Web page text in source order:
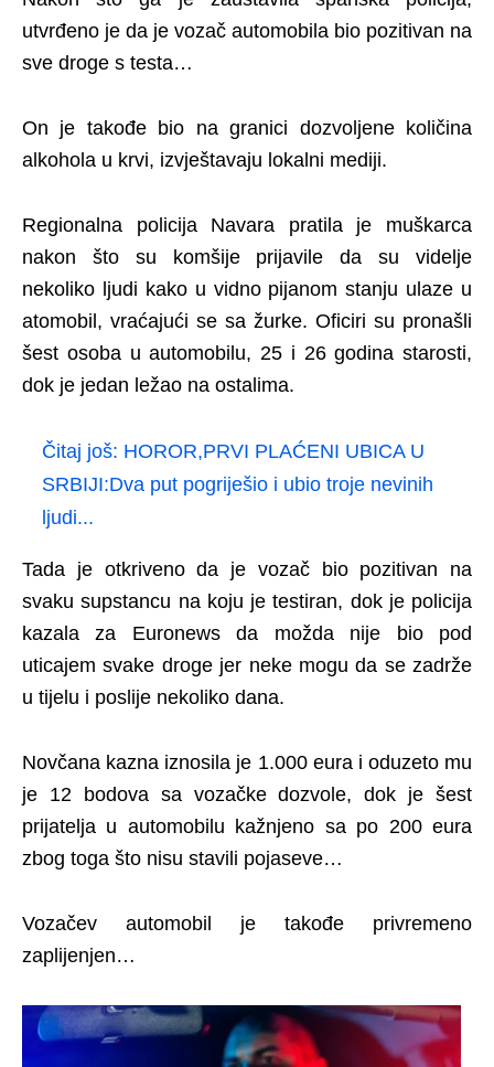
utvrđeno je da je vozač automobila bio pozitivan na
sve droge s testa…
On je takođe bio na granici dozvoljene količina
alkohola u krvi, izvještavaju lokalni mediji.
Regionalna policija Navara pratila je muškarca
nakon što su komšije prijavile da su videlje
nekoliko ljudi kako u vidno pijanom stanju ulaze u
atomobil, vraćajući se sa žurke. Oficiri su pronašli
šest osoba u automobilu, 25 i 26 godina starosti,
dok je jedan ležao na ostalima.
Čitaj još: HOROR,PRVI PLAĆENI UBICA U
SRBIJI:Dva put pogriješio i ubio troje nevinih
ljudi...
Tada je otkriveno da je vozač bio pozitivan na
svaku supstancu na koju je testiran, dok je policija
kazala za Euronews da možda nije bio pod
uticajem svake droge jer neke mogu da se zadrže
u tijelu i poslije nekoliko dana.
Novčana kazna iznosila je 1.000 eura i oduzeto mu
je 12 bodova sa vozačke dozvole, dok je šest
prijatelja u automobilu kažnjeno sa po 200 eura
zbog toga što nisu stavili pojaseve…
Vozačev automobil je takođe privremeno
zaplijenjen…